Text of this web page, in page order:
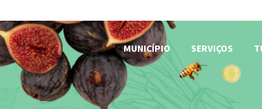
MUNICÍPIO
SERVIÇOS